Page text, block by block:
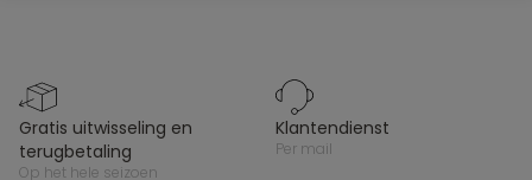
gratis uitwisseling en
terugbetaling
op het hele seizoen
klantendienst
per mail